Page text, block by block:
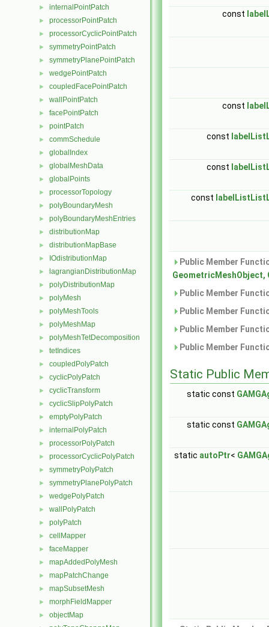
► internalPointPatch
► processorPointPatch
► processorCyclicPointPatch
► symmetryPointPatch
► symmetryPlanePointPatch
► wedgePointPatch
► coupledFacePointPatch
► wallPointPatch
► facePointPatch
► pointPatch
► commSchedule
► globalIndex
► globalMeshData
► globalPoints
► processorTopology
► polyBoundaryMesh
► polyBoundaryMeshEntries
► distributionMap
► distributionMapBase
► IOdistributionMap
► lagrangianDistributionMap
► polyDistributionMap
► polyMesh
► polyMeshTools
► polyMeshMap
► polyMeshTetDecomposition
► tetIndices
► coupledPolyPatch
► cyclicPolyPatch
► cyclicTransform
► cyclicSlipPolyPatch
► emptyPolyPatch
► internalPolyPatch
► processorPolyPatch
► processorCyclicPolyPatch
► symmetryPolyPatch
► symmetryPlanePolyPatch
► wedgePolyPatch
► wallPolyPatch
► polyPatch
► cellMapper
► faceMapper
► mapAddedPolyMesh
► mapPatchChange
► mapSubsetMesh
► morphFieldMapper
► objectMap
const
const
const
const
const
Public Member
GeometricMeshObject,
Public Member
Public Member
Public Member
Public Member
Static Public
static const
static const
static autoPtr<